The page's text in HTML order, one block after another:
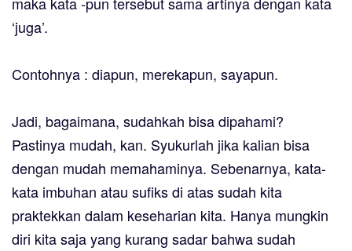
‘juga’.
Contohnya : diapun, merekapun, sayapun.
Jadi, bagaimana, sudahkah bisa dipahami?
Pastinya mudah, kan. Syukurlah jika kalian bisa
dengan mudah memahaminya. Sebenarnya, kata-
kata imbuhan atau sufiks di atas sudah kita
praktekkan dalam keseharian kita. Hanya mungkin
diri kita saja yang kurang sadar bahwa sudah